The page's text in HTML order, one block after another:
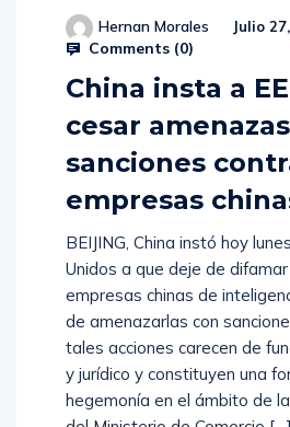
Hernan Morales Julio
Comments (0)
China insta a
cesar
sanciones
empresas
BEIJING, China instó hoy
Unidos a que deje de
empresas chinas de
de amenazarlas con
tales acciones carecen de
y jurídico y constituyen una
hegemonía en el ámbito de